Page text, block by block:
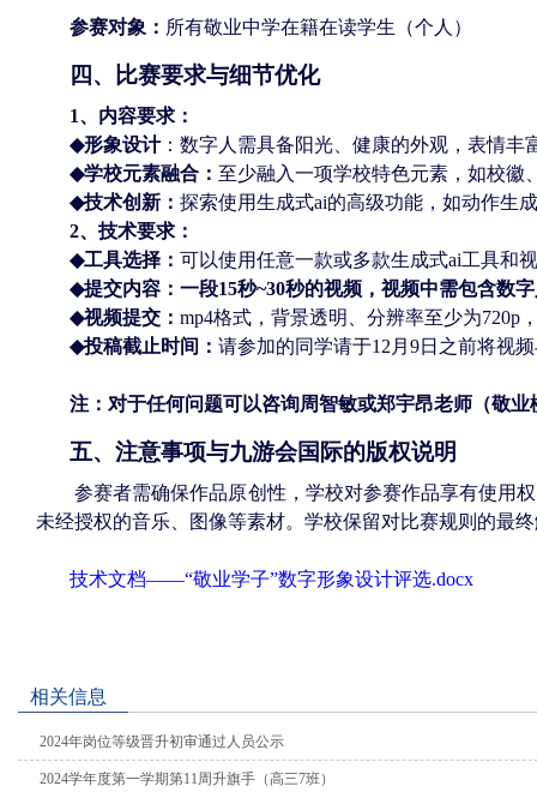
参赛对象： 所有敬业中学在籍在读学生（个人）
四、比赛要求与细节优化
1、内容要求：
◆形象设计：数字人需具备阳光、健康的外观，表情丰
◆学校元素融合： 至少融入一项学校特色元素，如校徽
◆技术创新： 探索使用生成式ai的高级功能，如动作生
2、技术要求：
◆工具选择： 可以使用任意一款或多款生成式ai工具和
◆提交内容：一段15秒~30秒的视频，视频中需包含数
◆视频提交： mp4格式，背景透明、分辨率至少为720p
◆投稿截止时间： 请参加的同学请于12 月 9日之前将视
注：对于任何问题可以咨询周智敏或郑宇昂老师（敬业
五、注意事项与九游会国际的版权说明
参赛者需确保作品原创性，学校对参赛作品享有使用
未经授权的音乐、图像等素材。学校保留对比赛规则的最
技术文档——“敬业学子”数字形象设计评选.docx
相关信息
2024年岗位等级晋升初审通过人员公示
2024学年度第一学期第11周升旗手（高三7班）